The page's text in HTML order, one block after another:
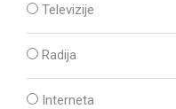
Televizije
Radija
Interneta